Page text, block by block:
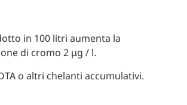
in 100 litri aumenta la
di cromo 2 μg / l.
o altri chelanti accumulativi.